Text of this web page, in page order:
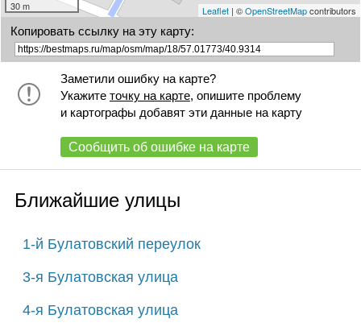
30 m Leaflet| ©OpenStreetMapcontributors
Копировать ссылку на эту карту:
Заметили ошибку на карте?
Укажите точку на карте, опишите проблему
и картографы добавят эти данные на карту
Сообщить об ошибке на карте
Ближайшие улицы
1-й Булатовский переулок
3-я Булатовская улица
4-я Булатовская улица